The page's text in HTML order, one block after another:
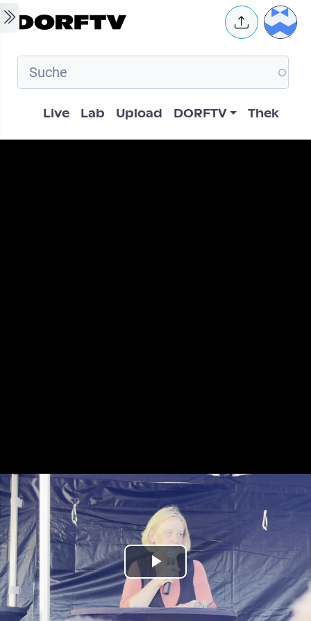
Skip to main content User
Hauptnavigation
Live Lab Upload DORFTV Thek
Play
Video